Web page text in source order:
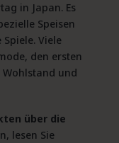
in Japan. Es
Speisen
Viele
den ersten
Wohlstand und
über die
lesen Sie